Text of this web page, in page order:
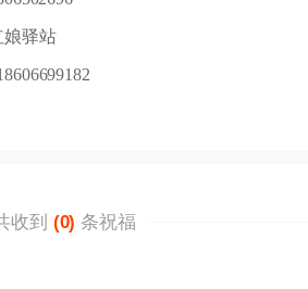
娘驿站
收到 (0) 条祝福